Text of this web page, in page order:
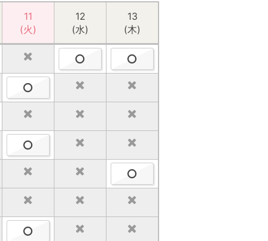
11
(火)
12
(水)
13
(木)
18
(火)
19
(水)
20
(木)